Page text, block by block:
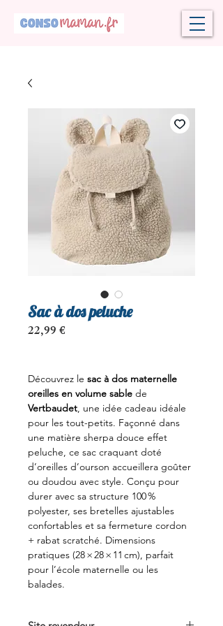
Sac à dos peluche
22,99 €
Découvrez le sac à dos maternelle
oreilles en volume sable de
Vertbaudet, une idée cadeau idéale
pour les tout-petits. Façonné dans
une matière sherpa douce effet
peluche, ce sac craquant doté
d’oreilles d’ourson accueillera goûter
ou doudou avec style. Conçu pour
durer avec sa structure 100 %
polyester, ses bretelles ajustables
confortables et sa fermeture cordon
+ rabat scratché. Dimensions
pratiques (28 × 28 × 11 cm), parfait
pour l’école maternelle ou les
balades.